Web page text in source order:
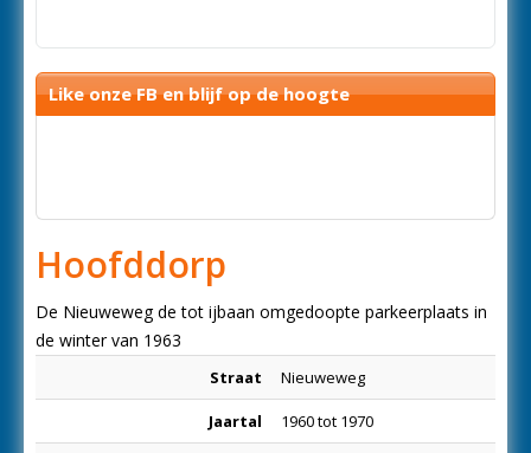
Like onze FB en blijf op de hoogte
Hoofddorp
De Nieuweweg de tot ijbaan omgedoopte parkeerplaats in
de winter van 1963
Straat Nieuweweg
Jaartal 1960 tot 1970